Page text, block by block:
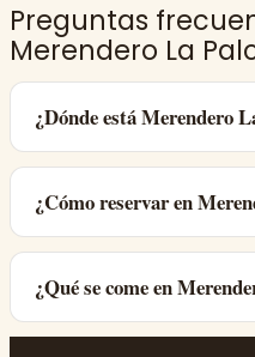
Preguntas
Merendero La
¿Dónde está Merendero
¿Cómo reservar en
¿Qué se come en